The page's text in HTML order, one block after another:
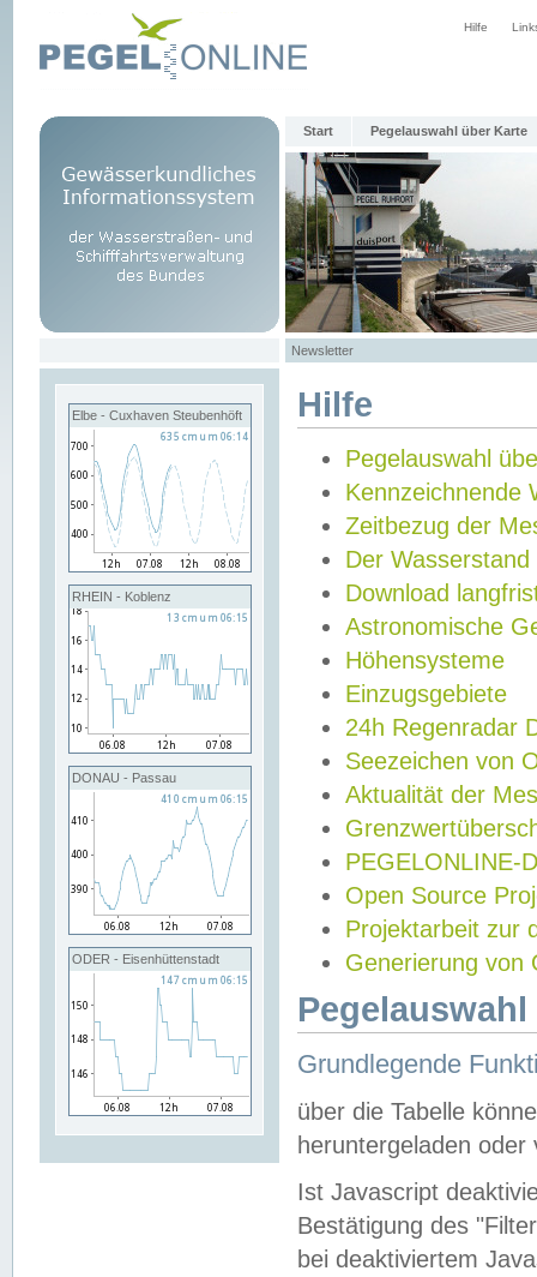
Hilfe
Start Pegelauswahl über Karte
Newsletter
Elbe - Cuxhaven Steubenhöft
RHEIN - Koblenz
DONAU - Passau
ODER - Eisenhüttenstadt
Hilfe
Pegelauswahl
Kennzeichnende
Zeitbezug der
Der Wasserstand
Download
Astronomische
Höhensysteme
Einzugsgebiete
24h Regenradar
Seezeichen von
Aktualität der
PEGELONLINE-
Open Source
Projektarbeit zur
Generierung von
Grundlegende
über die Tabelle
heruntergeladen oder
Ist Javascript
Bestätigung des
bei deaktiviertem